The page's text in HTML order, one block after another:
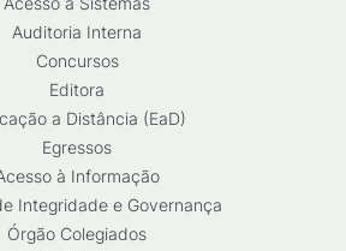
Auditoria Interna
Concursos
Editora
a Distância (EaD)
Egressos
à Informação
Integridade e Governança
Órgão Colegiados